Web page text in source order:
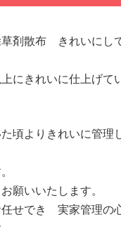
剤散布 きれいにし
にきれいに仕上げて
頃よりきれいに管理
願いいたします。
せでき 実家管理の